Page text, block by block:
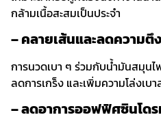
กล้ามเนื้อสะสมเป็นประจำ
– คลายเส้นและลดความตึ
การนวดเบา ๆ ร่วมกับน้ำมันสมุน
ลดการเกร็ง และเพิ่มความโล่งเบ
– ลดอาการออฟฟิศซินโดร